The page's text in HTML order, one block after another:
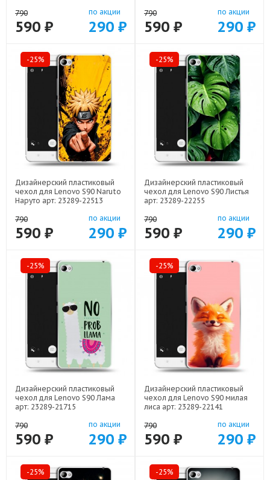
790
590 ₽
по акции
290 ₽
790
590 ₽
по акции
290 ₽
-25%
Дизайнерский пластиковый
чехол для Lenovo S90 Naruto
Наруто арт: 23289-22513
790
590 ₽
по акции
290 ₽
-25%
Дизайнерский пластиковый
чехол для Lenovo S90 Листья
арт: 23289-22255
790
590 ₽
по акции
290 ₽
-25%
Дизайнерский пластиковый
чехол для Lenovo S90 Лама
арт: 23289-21715
790
590 ₽
по акции
290 ₽
-25%
Дизайнерский пластиковый
чехол для Lenovo S90 милая
лиса арт: 23289-22141
790
590 ₽
по акции
290 ₽
-25% -25%